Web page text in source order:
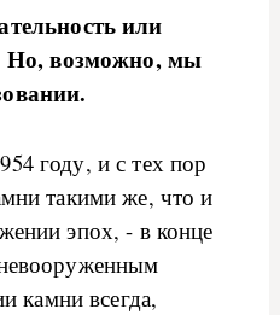
или
Но, возможно, мы
году, и с тех пор
такими же, что и
эпох, - в конце
камни всегда,